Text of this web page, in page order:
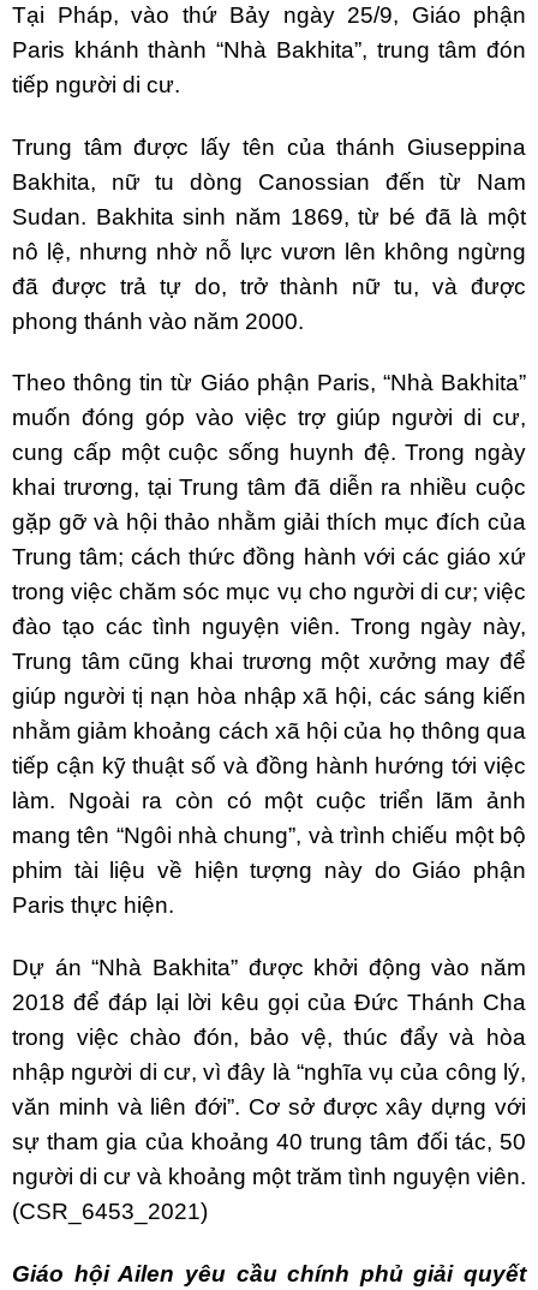
Tại Pháp, vào thứ Bảy ngày 25/9, Giáo phận
Paris khánh thành “Nhà Bakhita”, trung tâm đón
tiếp người di cư.
Trung tâm được lấy tên của thánh Giuseppina
Bakhita, nữ tu dòng Canossian đến từ Nam
Sudan. Bakhita sinh năm 1869, từ bé đã là một
nô lệ, nhưng nhờ nỗ lực vươn lên không ngừng
đã được trả tự do, trở thành nữ tu, và được
phong thánh vào năm 2000.
Theo thông tin từ Giáo phận Paris, “Nhà Bakhita”
muốn đóng góp vào việc trợ giúp người di cư,
cung cấp một cuộc sống huynh đệ. Trong ngày
khai trương, tại Trung tâm đã diễn ra nhiều cuộc
gặp gỡ và hội thảo nhằm giải thích mục đích của
Trung tâm; cách thức đồng hành với các giáo xứ
trong việc chăm sóc mục vụ cho người di cư; việc
đào tạo các tình nguyện viên. Trong ngày này,
Trung tâm cũng khai trương một xưởng may để
giúp người tị nạn hòa nhập xã hội, các sáng kiến
nhằm giảm khoảng cách xã hội của họ thông qua
tiếp cận kỹ thuật số và đồng hành hướng tới việc
làm. Ngoài ra còn có một cuộc triển lãm ảnh
mang tên “Ngôi nhà chung”, và trình chiếu một bộ
phim tài liệu về hiện tượng này do Giáo phận
Paris thực hiện.
Dự án “Nhà Bakhita” được khởi động vào năm
2018 để đáp lại lời kêu gọi của Đức Thánh Cha
trong việc chào đón, bảo vệ, thúc đẩy và hòa
nhập người di cư, vì đây là “nghĩa vụ của công lý,
văn minh và liên đới”. Cơ sở được xây dựng với
sự tham gia của khoảng 40 trung tâm đối tác, 50
người di cư và khoảng một trăm tình nguyện viên.
(CSR_6453_2021)
Giáo hội Ailen yêu cầu chính phủ giải quyết